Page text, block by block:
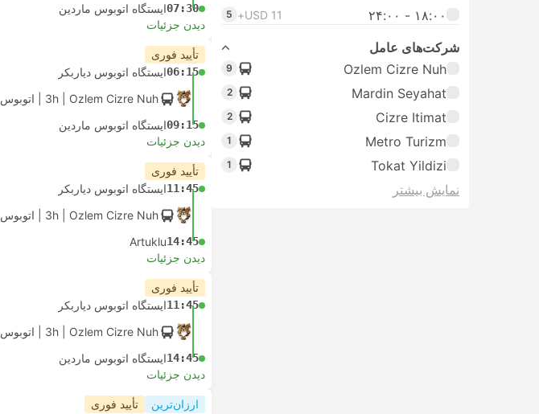
۱۸:۰۰ - ۲۴:۰۰ USD 11+
5
شرکت‌های عامل
Ozlem Cizre Nuh
9
Mardin Seyahat
2
Cizre Itimat
2
Metro Turizm
1
Tokat Yildizi
1
نمایش بیشتر
07:30ایستگاه اتوبوس ماردین
دیدن جزئیات
تأیید فوری
06:15ایستگاه اتوبوس دیاربکر
3h | Ozlem Cizre Nuh اتوبوس
09:15ایستگاه اتوبوس ماردین
دیدن جزئیات
تأیید فوری
11:45ایستگاه اتوبوس دیاربکر
3h | Ozlem Cizre Nuh اتوبوس
14:45
Artuklu
دیدن جزئیات
تأیید فوری
11:45ایستگاه اتوبوس دیاربکر
3h | Ozlem Cizre Nuh اتوبوس
14:45ایستگاه اتوبوس ماردین
دیدن جزئیات
ارزان‌ترین تأیید فوری